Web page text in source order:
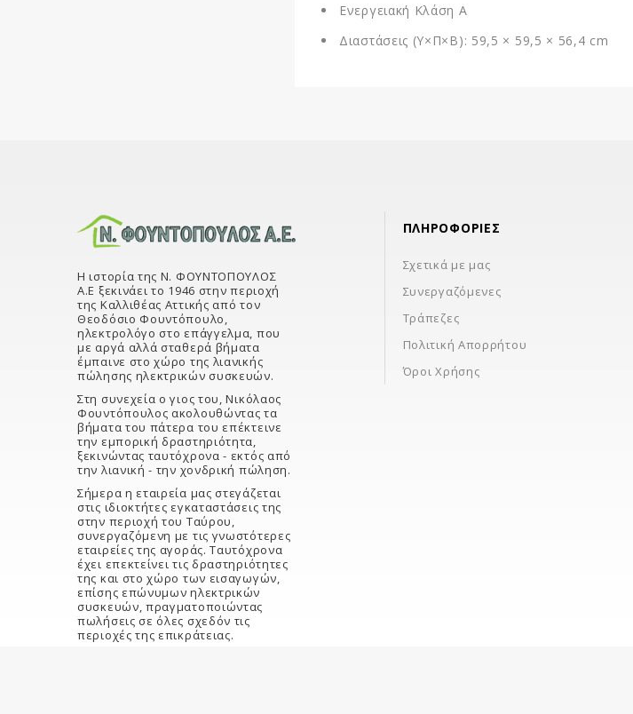
Ενεργειακή Κλάση A
Διαστάσεις (Υ×Π×Β): 59,5 × 59,5 × 56,4 cm
Η ιστορία της Ν. ΦΟΥΝΤΟΠΟΥΛΟΣ
Α.Ε ξεκινάει το 1946 στην περιοχή
της Καλλιθέας Αττικής από τον
Θεοδόσιο Φουντόπουλο,
ηλεκτρολόγο στο επάγγελμα, που
με αργά αλλά σταθερά βήματα
έμπαινε στο χώρο της λιανικής
πώλησης ηλεκτρικών συσκευών.
Στη συνεχεία ο γιος του, Νικόλαος
Φουντόπουλος ακολουθώντας τα
βήματα του πάτερα του επέκτεινε
την εμπορική δραστηριότητα,
ξεκινώντας ταυτόχρονα - εκτός από
την λιανική - την χονδρική πώληση.
Σήμερα η εταιρεία μας στεγάζεται
στις ιδιοκτήτες εγκαταστάσεις της
στην περιοχή του Ταύρου,
συνεργαζόμενη με τις γνωστότερες
εταιρείες της αγοράς. Ταυτόχρονα
έχει επεκτείνει τις δραστηριότητες
της και στο χώρο των εισαγωγών,
επίσης επώνυμων ηλεκτρικών
συσκευών, πραγματοποιώντας
πωλήσεις σε όλες σχεδόν τις
περιοχές της επικράτειας.
ΠΛΗΡΟΦΟΡΊΕΣ
Σχετικά με μας
Συνεργαζόμενες
Τράπεζες
Πολιτική Απορρήτου
Όροι Χρήσης